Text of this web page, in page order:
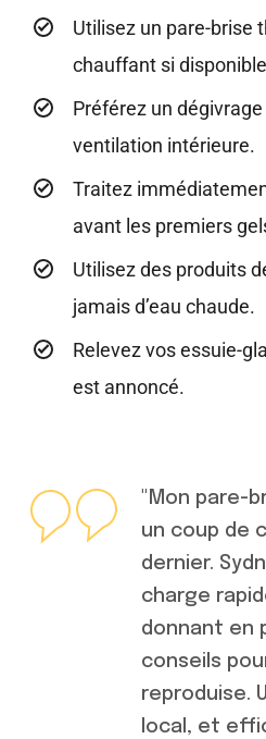
Utilisez un pare-brise
chauffant si
Préférez un
ventilation intérieure.
Traitez
avant les premiers
Utilisez des produits
jamais d’eau chaude.
Relevez vos essuie-
est annoncé.
"Mon pare-
un coup de
dernier.
charge
donnant en
conseils
reproduise.
local, et